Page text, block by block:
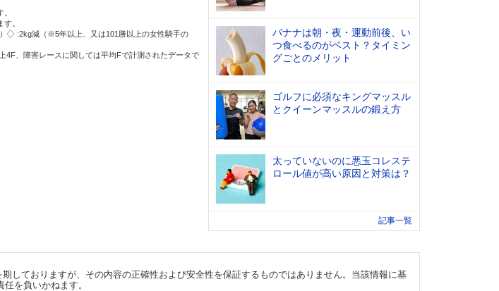
。
:2kg減（※5年以上、又は101勝以上の女性騎手の
、障害レースに関しては平均Fで計測されたデータで
バナナは朝・夜・運動前後、い
つ食べるのがベスト？タイミン
グごとのメリット
ゴルフに必須なキングマッスル
とクイーンマッスルの鍛え方
太っていないのに悪玉コレステ
ロール値が高い原因と対策は？
記事一覧
しておりますが、その内容の正確性および安全性を保証するものではありません。当該情報に基
を負いかねます。